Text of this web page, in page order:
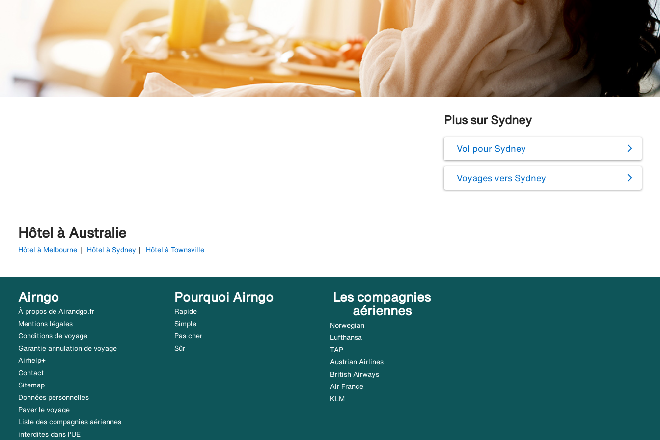
Plus sur Sydney
Vol pour Sydney
Voyages vers Sydney
Hôtel à Australie
Hôtel à Melbourne Hôtel à Sydney Hôtel à Townsville
Airngo
À propos de Airandgo.fr
Mentions légales
Conditions de voyage
Garantie annulation de voyage
Airhelp+
Contact
Sitemap
Données personnelles
Payer le voyage
Liste des compagnies aériennes
interdites dans l'UE
Pourquoi Airngo
Rapide
Simple
Pas cher
Sûr
Les compagnies
aériennes
Norwegian
Lufthansa
TAP
Austrian Airlines
British Airways
Air France
KLM